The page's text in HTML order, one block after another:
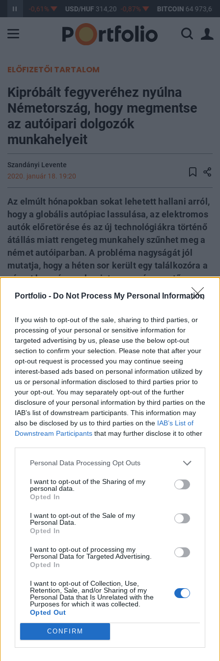
Portfolio - Do Not Process My Personal Information
If you wish to opt-out of the sale, sharing to third parties, or
processing of your personal or sensitive information for
targeted advertising by us, please use the below opt-out
section to confirm your selection. Please note that after your
opt-out request is processed you may continue seeing
interest-based ads based on personal information utilized by
us or personal information disclosed to third parties prior to
your opt-out. You may separately opt-out of the further
disclosure of your personal information by third parties on the
IAB’s list of downstream participants. This information may
also be disclosed by us to third parties on the IAB’s List of
Downstream Participants that may further disclose it to other
Personal Data Processing Opt Outs
I want to opt-out of the Sharing of my
personal data.
Opted In
I want to opt-out of the Sale of my
Personal Data.
Opted In
I want to opt-out of processing my
Personal Data for Targeted Advertising.
Opted In
I want to opt-out of Collection, Use,
Retention, Sale, and/or Sharing of my
Personal Data that Is Unrelated with the
Purposes for which it was collected.
Opted Out
CONFIRM
363,17 -0,61% USD/HUF314,20 -0,87% BITCOIN64 973,65
ELŐFIZETŐI TARTALOM
Kipróbált fegyveréhez nyúlna
Németország, hogy megmentse
az autóipari dolgozók
munkahelyeit
Szandányi Levente
2020. január 18. 19:20
Az elmúlt hónapokban sokat lehetett hallani arról,
hogy a globális autópiac lassulása, az elektromos
autók előretörése és az új technológiákra történő
átállás miatt rengeteg munkahely szűnhet meg a
német autóiparban. A probléma nagyságát jól
mutatja, hogy a héten sor került egy találkozóra a
német kormány, valamint az ország vezető
autóipari vállalatai és a szakszervezetek
megvitassák, miként lehetne mégis minél több
munkahelyet megőrizni az iparágban. Az
eseményen részt vett Hubertus Heil munkaügyi
miniszter is, aki érdekes elképzeléseket osztott
meg azzal kapcsolatban, hogyan kerülnék el a
tömeges elbocsátásokat Németországban.
Portfolio-MAGE Járműipar 2020A hazai járműipar
legfontosabb kérdéseit vitatják meg a szakértők az április
7-én megrendezésre kerülő Járműipar 2020 konferencián.
Természetesen a munkaerőpiac kihívásaival is kiemelten
foglalkoznak majd. Legyen ott Ön is, regisztráció
itt:Információ és jelentkezés A német autóipar elképesztően
A keresett cikk a portfolio.hu hírarchívumához
tartozik, melynek olvasása előfizetéses
regisztrációhoz kötött.
Az előfizetés a következőket tartalmazza:
Kötéslisták: BÉT elmúlt 2 év napon belüli
kötéslistái
Előfizetés